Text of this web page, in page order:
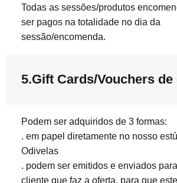
Todas as sessões/produtos
ser pagos na totalidade no dia da
sessão/encomenda.
5.Gift Cards/Vouchers de
Podem ser adquiridos de 3 formas:
. em papel diretamente no nosso
Odivelas
. podem ser emitidos e enviados
cliente que faz a oferta, para que